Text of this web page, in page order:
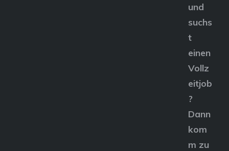
und
suchs
t
einen
Vollz
eitjob
?
Dann
kom
m zu